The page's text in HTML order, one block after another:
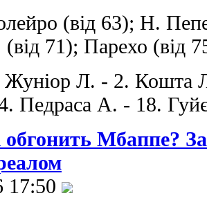
(від 63); Н.
71); Парехо (від
Жуніор Л. - 2. Кошта
Педраса А. - 18.
Мбаппе?
17:50